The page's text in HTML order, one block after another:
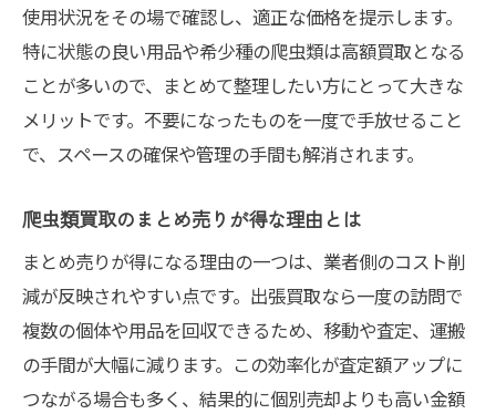
使用状況をその場で確認し、適正な価格を提示します。
特に状態の良い用品や希少種の爬虫類は高額買取となる
ことが多いので、まとめて整理したい方にとって大きな
メリットです。不要になったものを一度で手放せること
で、スペースの確保や管理の手間も解消されます。
爬虫類買取のまとめ売りが得な理由とは
まとめ売りが得になる理由の一つは、業者側のコスト削
減が反映されやすい点です。出張買取なら一度の訪問で
複数の個体や用品を回収できるため、移動や査定、運搬
の手間が大幅に減ります。この効率化が査定額アップに
つながる場合も多く、結果的に個別売却よりも高い金額